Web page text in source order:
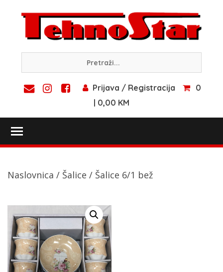
content
Prijava / Registracija
0
| 0,00 KM
Naslovnica / Šalice / Šalice 6/1 bež